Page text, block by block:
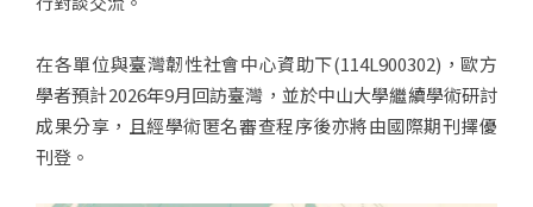
在各單位與臺灣韌性社會中心資助下(114L900302)，歐方
學者預計2026年9月回訪臺灣，並於中山大學繼續學術研討
成果分享，且經學術匿名審查程序後亦將由國際期刊擇優
刊登。